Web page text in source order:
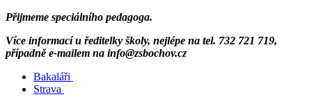
Přijmeme speciálního pedagoga.
Více informací u ředitelky školy, nejlépe na tel. 732 721 719,
případně e-mailem na info@zsbochov.cz
Bakaláři
Strava